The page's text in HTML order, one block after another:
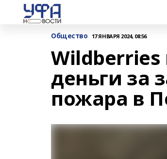
Общество 17 ЯНВАРЯ 2024, 08:56
Wildberries
деньги за
пожара в